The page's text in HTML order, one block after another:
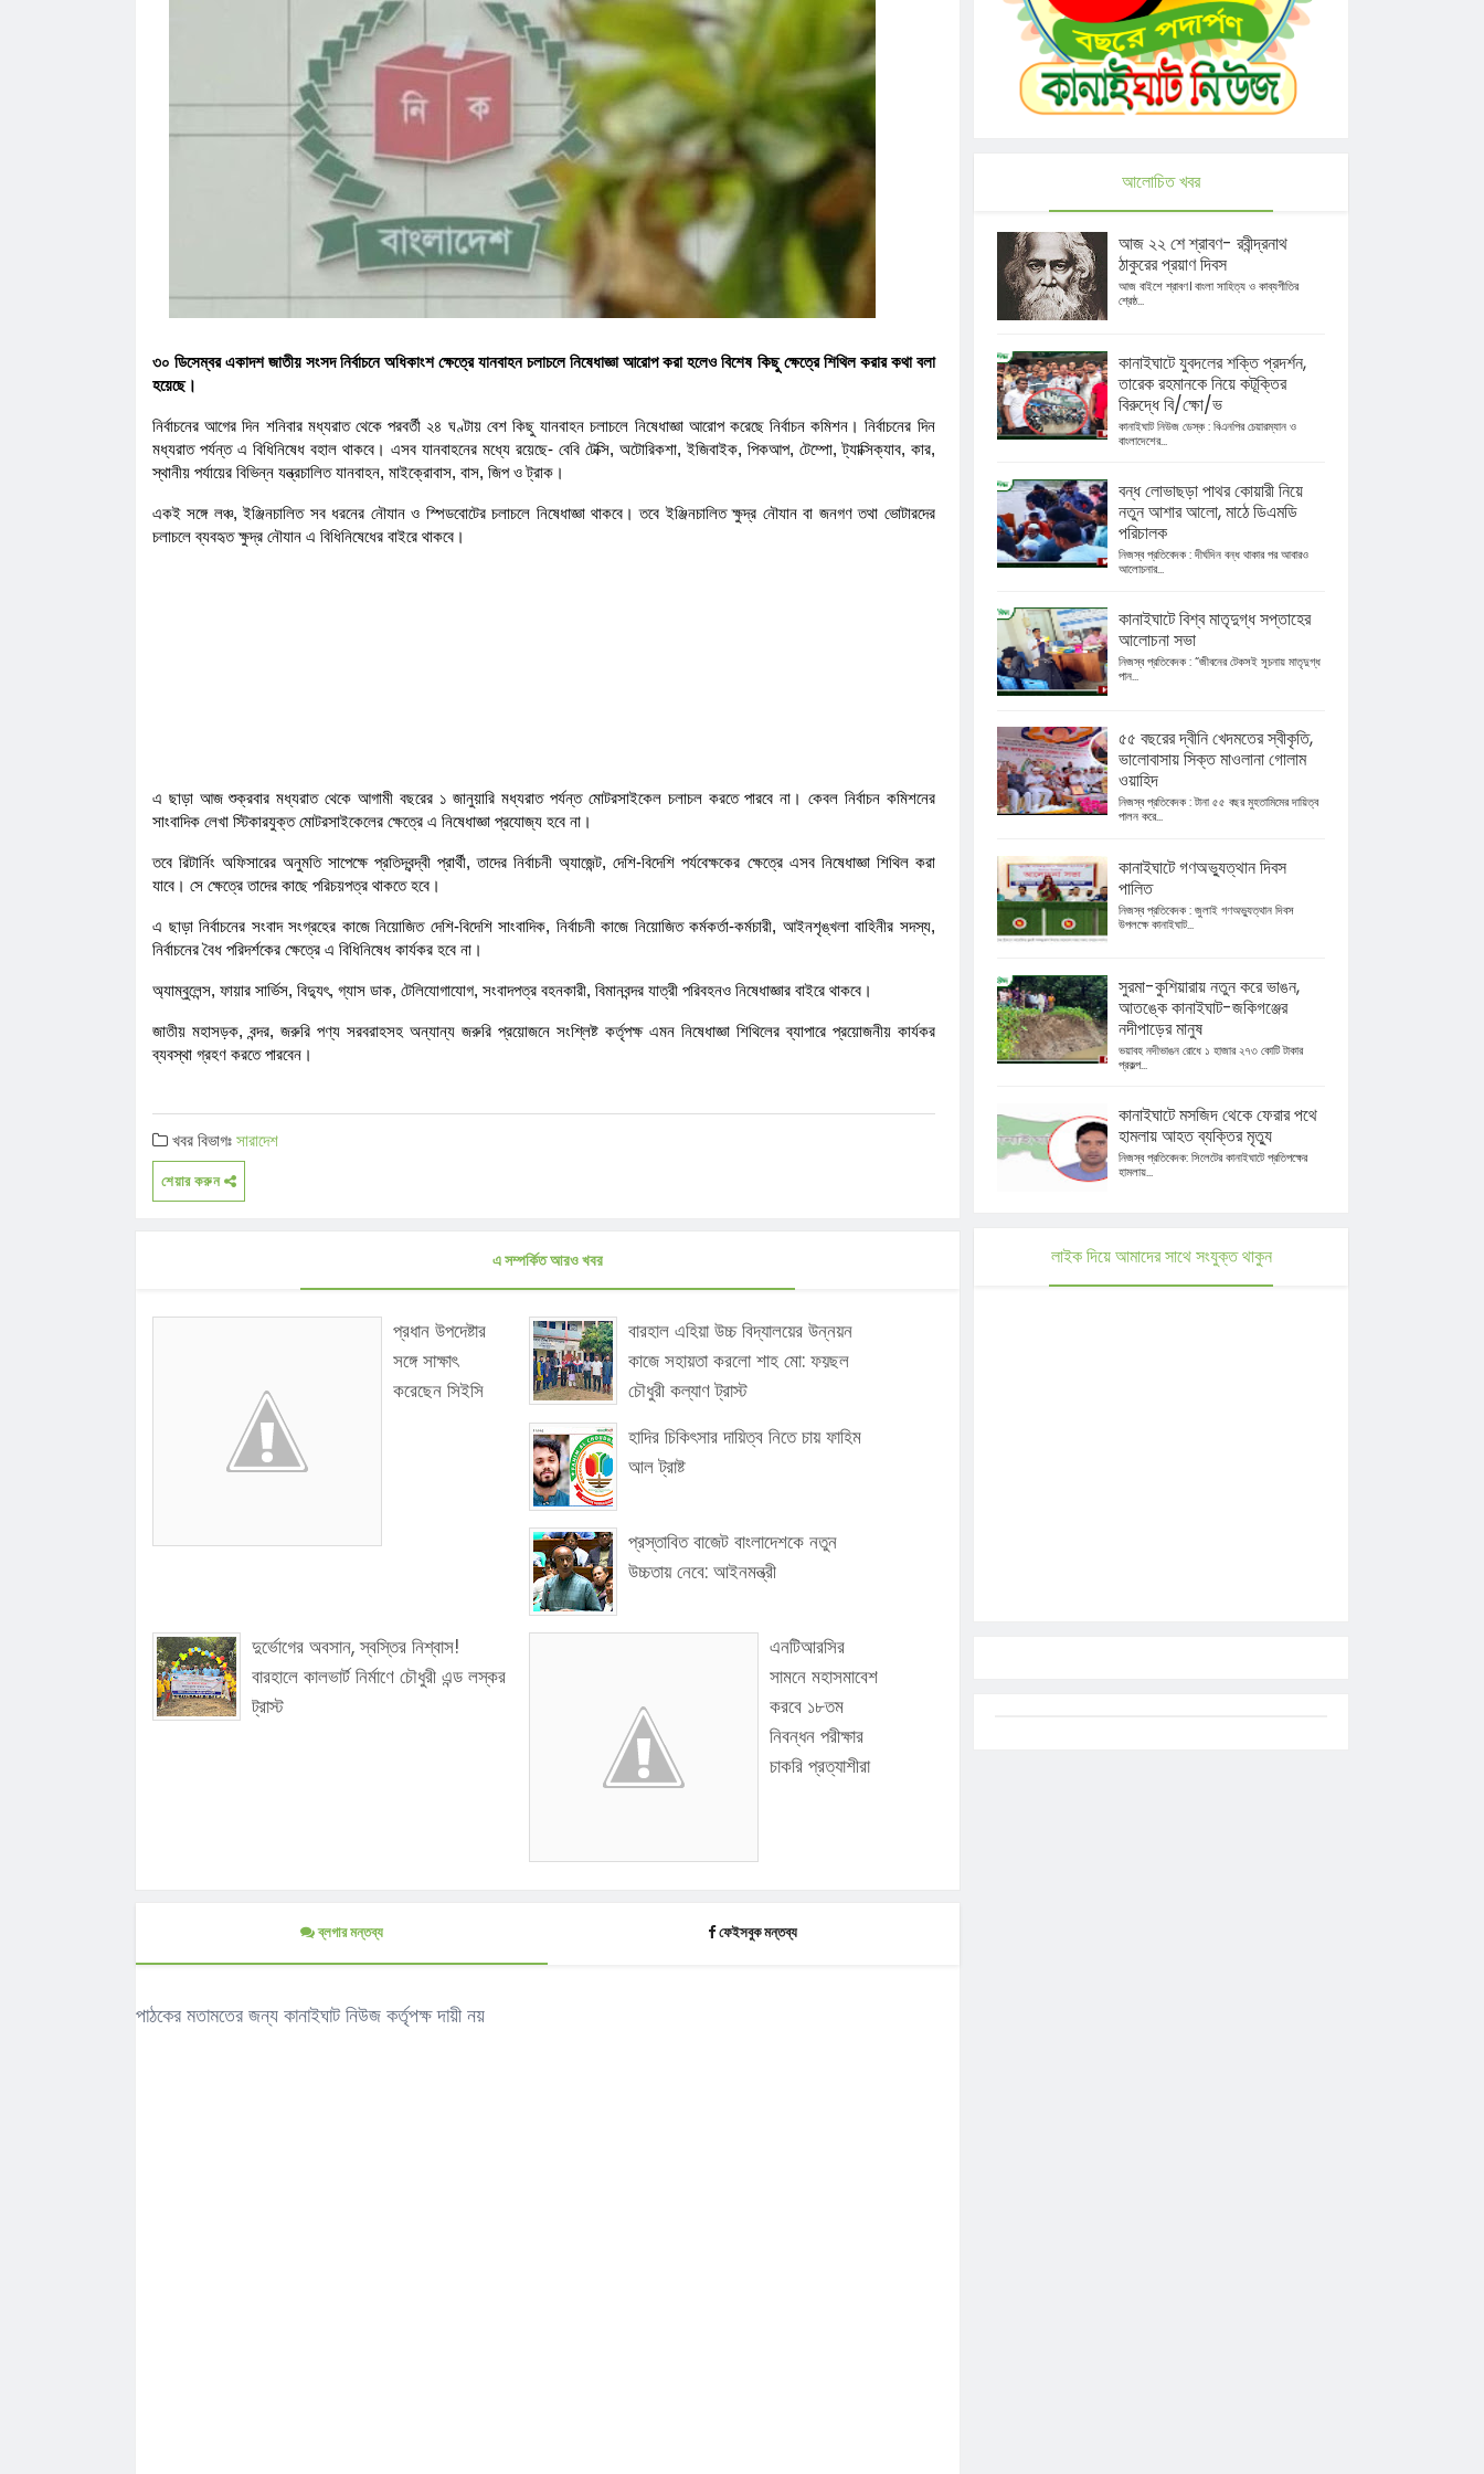
কানাইঘাটে এনসিপির মঞ্চ প্রস্তুত, ক'ড়া
নি'রা'প'ত্তা'য় পদযাত্রা আজ
কানাইঘাটের নতুন ইউএনও’র যোগদান, দায়িত্ব পালনে
চাইলেন সবার সহযোগিতা
লোভাছড়ার জব্দকৃত পাথর পা'চা'র'কালে ভলগেটসহ
গ্রে'ফ'তার ২
রাত পোহালেই কানাইঘাটে এনসিপির পদযাত্রা, আসছেন
কেন্দ্রীয় নেতারা
ধনমাইরমাটি সরকারি প্রাথমিক বিদ্যালয়ের এসএমসি
সভাপতি ফের হাফিজ আহমদ সুজন
কানাইঘাটে ইসলামী ব্যাংকের রেমিট্যান্স গ্রাহক সমাবেশ,
বৈধপথে অর্থ পাঠানোর আহ্বান
লোভাছড়ায় প্রশাসনের নজরদারির মাঝেও চলছে জব্দ
করা পাথর লুট
৩০ ডিসেম্বর একাদশ জাতীয় সংসদ নির্বাচনে অধিকাংশ ক্ষেত্রে যানবাহন চলাচলে নিষেধাজ্ঞা আরোপ করা হলেও বিশেষ কিছু ক্ষেত্রে শিথিল করার কথা বলা
হয়েছে।
নির্বাচনের আগের দিন শনিবার মধ্যরাত থেকে পরবর্তী ২৪ ঘণ্টায় বেশ কিছু যানবাহন চলাচলে নিষেধাজ্ঞা আরোপ করেছে নির্বাচন কমিশন। নির্বাচনের দিন
মধ্যরাত পর্যন্ত এ বিধিনিষেধ বহাল থাকবে। এসব যানবাহনের মধ্যে রয়েছে- বেবি টেক্সি, অটোরিকশা, ইজিবাইক, পিকআপ, টেম্পো, ট্যাক্সিক্যাব, কার,
স্থানীয় পর্যায়ের বিভিন্ন যন্ত্রচালিত যানবাহন, মাইক্রোবাস, বাস, জিপ ও ট্রাক।
একই সঙ্গে লঞ্চ, ইঞ্জিনচালিত সব ধরনের নৌযান ও স্পিডবোটের চলাচলে নিষেধাজ্ঞা থাকবে। তবে ইঞ্জিনচালিত ক্ষুদ্র নৌযান বা জনগণ তথা ভোটারদের
চলাচলে ব্যবহৃত ক্ষুদ্র নৌযান এ বিধিনিষেধের বাইরে থাকবে।
এ ছাড়া আজ শুক্রবার মধ্যরাত থেকে আগামী বছরের ১ জানুয়ারি মধ্যরাত পর্যন্ত মোটরসাইকেল চলাচল করতে পারবে না। কেবল নির্বাচন কমিশনের
সাংবাদিক লেখা স্টিকারযুক্ত মোটরসাইকেলের ক্ষেত্রে এ নিষেধাজ্ঞা প্রযোজ্য হবে না।
তবে রিটার্নিং অফিসারের অনুমতি সাপেক্ষে প্রতিদ্বন্দ্বী প্রার্থী, তাদের নির্বাচনী অ্যাজেন্ট, দেশি-বিদেশি পর্যবেক্ষকের ক্ষেত্রে এসব নিষেধাজ্ঞা শিথিল করা
যাবে। সে ক্ষেত্রে তাদের কাছে পরিচয়পত্র থাকতে হবে।
এ ছাড়া নির্বাচনের সংবাদ সংগ্রহের কাজে নিয়োজিত দেশি-বিদেশি সাংবাদিক, নির্বাচনী কাজে নিয়োজিত কর্মকর্তা-কর্মচারী, আইনশৃঙ্খলা বাহিনীর সদস্য,
নির্বাচনের বৈধ পরিদর্শকের ক্ষেত্রে এ বিধিনিষেধ কার্যকর হবে না।
অ্যাম্বুলেন্স, ফায়ার সার্ভিস, বিদ্যুৎ, গ্যাস ডাক, টেলিযোগাযোগ, সংবাদপত্র বহনকারী, বিমানবন্দর যাত্রী পরিবহনও নিষেধাজ্ঞার বাইরে থাকবে।
জাতীয় মহাসড়ক, বন্দর, জরুরি পণ্য সরবরাহসহ অন্যান্য জরুরি প্রয়োজনে সংশ্লিষ্ট কর্তৃপক্ষ এমন নিষেধাজ্ঞা শিথিলের ব্যাপারে প্রয়োজনীয় কার্যকর
ব্যবস্থা গ্রহণ করতে পারবেন।
খবর বিভাগঃসারাদেশ
শেয়ার করুন
এ সম্পর্কিত আরও খবর
প্রধান উপদেষ্টার
সঙ্গে সাক্ষাৎ
করেছেন সিইসি
বারহাল এহিয়া উচ্চ বিদ্যালয়ের উন্নয়ন
কাজে সহায়তা করলো শাহ মো: ফয়ছল
চৌধুরী কল্যাণ ট্রাস্ট
হাদির চিকিৎসার দায়িত্ব নিতে চায় ফাহিম
আল ট্রাষ্ট
প্রস্তাবিত বাজেট বাংলাদেশকে নতুন
উচ্চতায় নেবে: আইনমন্ত্রী
দুর্ভোগের অবসান, স্বস্তির নিশ্বাস!
বারহালে কালভার্ট নির্মাণে চৌধুরী এন্ড লস্কর
ট্রাস্ট
এনটিআরসির
সামনে মহাসমাবেশ
করবে ১৮তম
নিবন্ধন পরীক্ষার
চাকরি প্রত্যাশীরা
ব্লগার মন্তব্য ফেইসবুক মন্তব্য
পাঠকের মতামতের জন্য কানাইঘাট নিউজ কর্তৃপক্ষ দায়ী নয়
আলোচিত খবর
আজ ২২ শে শ্রাবণ- রবীন্দ্রনাথ
ঠাকুরের প্রয়াণ দিবস
আজ বাইশে শ্রাবণ। বাংলা সাহিত্য ও কাব্যগীতির
শ্রেষ্ঠ...
কানাইঘাটে যুবদলের শক্তি প্রদর্শন,
তারেক রহমানকে নিয়ে কটূক্তির
বিরুদ্ধে বি/ক্ষো/ভ
কানাইঘাট নিউজ ডেস্ক : বিএনপির চেয়ারম্যান ও
বাংলাদেশের...
বন্ধ লোভাছড়া পাথর কোয়ারী নিয়ে
নতুন আশার আলো, মাঠে ডিএমডি
পরিচালক
নিজস্ব প্রতিবেদক : দীর্ঘদিন বন্ধ থাকার পর আবারও
আলোচনার...
কানাইঘাটে বিশ্ব মাতৃদুগ্ধ সপ্তাহের
আলোচনা সভা
নিজস্ব প্রতিবেদক : “জীবনের টেকসই সূচনায় মাতৃদুগ্ধ
পান...
৫৫ বছরের দ্বীনি খেদমতের স্বীকৃতি,
ভালোবাসায় সিক্ত মাওলানা গোলাম
ওয়াহিদ
নিজস্ব প্রতিবেদক : টানা ৫৫ বছর মুহতামিমের দায়িত্ব
পালন করে...
কানাইঘাটে গণঅভ্যুত্থান দিবস
পালিত
নিজস্ব প্রতিবেদক : জুলাই গণঅভ্যুত্থান দিবস
উপলক্ষে কানাইঘাট...
সুরমা-কুশিয়ারায় নতুন করে ভাঙন,
আতঙ্কে কানাইঘাট-জকিগঞ্জের
নদীপাড়ের মানুষ
ভয়াবহ নদীভাঙন রোধে ১ হাজার ২৭৩ কোটি টাকার
প্রকল্প...
কানাইঘাটে মসজিদ থেকে ফেরার পথে
হামলায় আহত ব্যক্তির মৃত্যু
নিজস্ব প্রতিবেদক: সিলেটের কানাইঘাটে প্রতিপক্ষের
হামলায়...
লাইক দিয়ে আমাদের সাথে সংযুক্ত থাকুন